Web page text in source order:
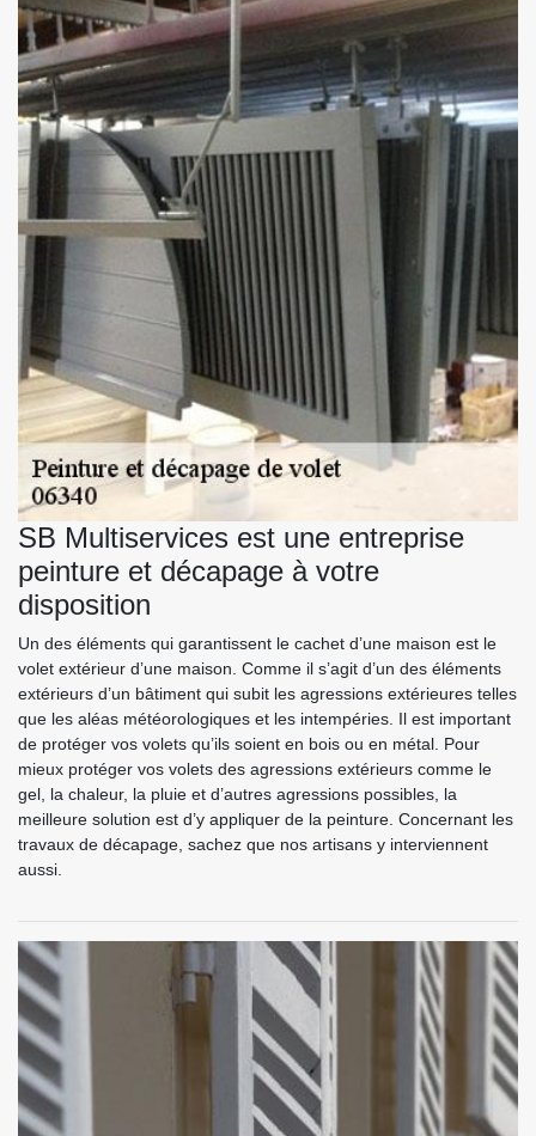
SB Multiservices est une entreprise
peinture et décapage à votre
disposition
Un des éléments qui garantissent le cachet d’une maison est le
volet extérieur d’une maison. Comme il s’agit d’un des éléments
extérieurs d’un bâtiment qui subit les agressions extérieures telles
que les aléas météorologiques et les intempéries. Il est important
de protéger vos volets qu’ils soient en bois ou en métal. Pour
mieux protéger vos volets des agressions extérieurs comme le
gel, la chaleur, la pluie et d’autres agressions possibles, la
meilleure solution est d’y appliquer de la peinture. Concernant les
travaux de décapage, sachez que nos artisans y interviennent
aussi.